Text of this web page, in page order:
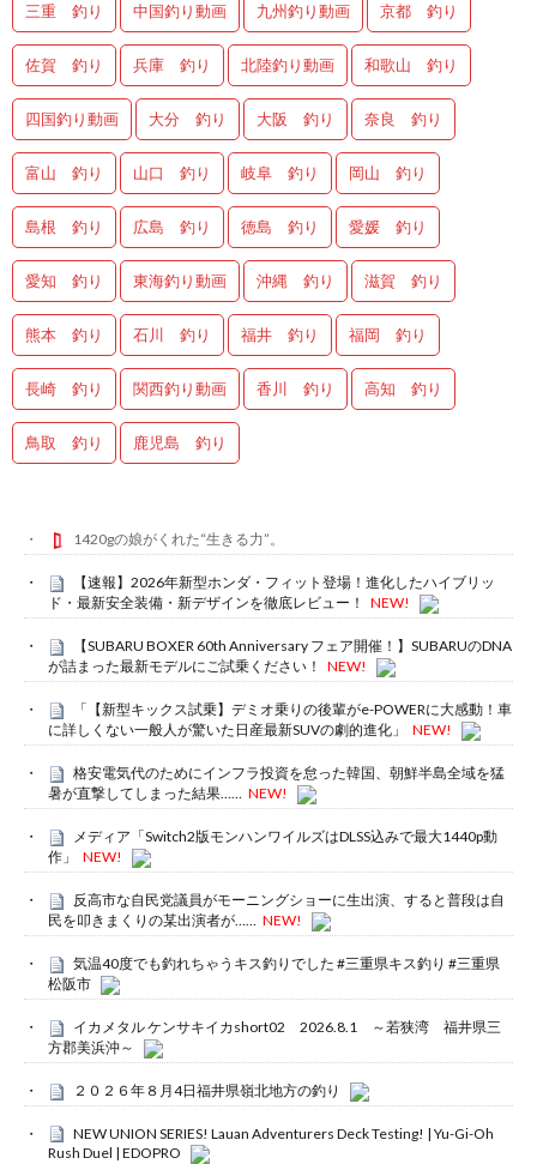
三重 釣り 中国釣り動画 九州釣り動画 京都 釣り
佐賀 釣り 兵庫 釣り 北陸釣り動画 和歌山 釣り
四国釣り動画 大分 釣り 大阪 釣り 奈良 釣り
富山 釣り 山口 釣り 岐阜 釣り 岡山 釣り
島根 釣り 広島 釣り 徳島 釣り 愛媛 釣り
愛知 釣り 東海釣り動画 沖縄 釣り 滋賀 釣り
熊本 釣り 石川 釣り 福井 釣り 福岡 釣り
長崎 釣り 関西釣り動画 香川 釣り 高知 釣り
鳥取 釣り 鹿児島 釣り
1420gの娘がくれた“生きる力”。
【速報】2026年新型ホンダ・フィット登場！進化したハイブリッ
ド・最新安全装備・新デザインを徹底レビュー！
NEW!
【SUBARU BOXER 60th Anniversary フェア開催！】SUBARUのDNA
が詰まった最新モデルにご試乗ください！
NEW!
「【新型キックス試乗】デミオ乗りの後輩がe-POWERに大感動！車
に詳しくない一般人が驚いた日産最新SUVの劇的進化」
NEW!
格安電気代のためにインフラ投資を怠った韓国、朝鮮半島全域を猛
暑が直撃してしまった結果……
NEW!
メディア「Switch2版モンハンワイルズはDLSS込みで最大1440p動
作」
NEW!
反高市な自民党議員がモーニングショーに生出演、すると普段は自
民を叩きまくりの某出演者が……
NEW!
気温40度でも釣れちゃうキス釣りでした #三重県キス釣り #三重県
松阪市
イカメタル ケンサキイカshort02 2026.8.1 ～若狭湾 福井県三
方郡美浜沖～
２０２６年８月4日福井県嶺北地方の釣り
NEW UNION SERIES! Lauan Adventurers Deck Testing! | Yu-Gi-Oh
Rush Duel | EDOPRO